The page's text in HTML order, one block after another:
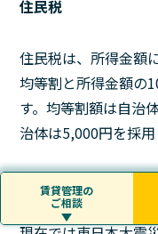
住民税
住民税は、所得金額
均等割と所得金額の
す。均等割額は自治
治体は5,000円を採用
復興特別所得税
賃貸管理の
ご相談